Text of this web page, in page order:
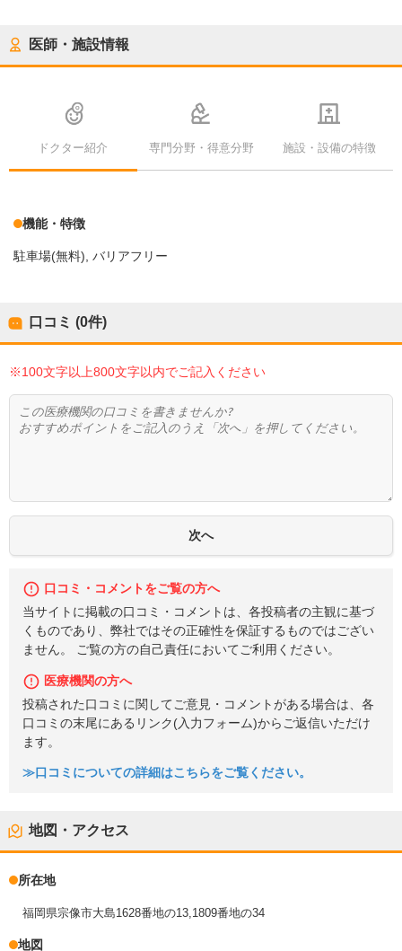
医師・施設情報
ドクター紹介 専門分野・得意分野 施設・設備の特徴
機能・特徴
駐車場(無料) バリアフリー
口コミ (0件)
※100文字以上800文字以内でご記入ください
口コミ・コメントをご覧の方へ
当サイトに掲載の口コミ・コメントは、各投稿者の主観に基づ
くものであり、弊社ではその正確性を保証するものではござい
ません。 ご覧の方の自己責任においてご利用ください。
医療機関の方へ
投稿された口コミに関してご意見・コメントがある場合は、各
口コミの末尾にあるリンク(入力フォーム)からご返信いただけ
ます。
≫口コミについての詳細はこちらをご覧ください。
地図・アクセス
所在地
福岡県宗像市大島1628番地の13,1809番地の34
地図